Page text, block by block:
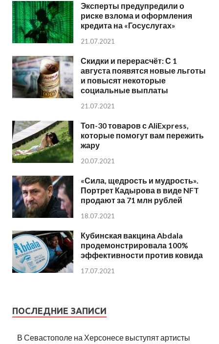
Эксперты предупредили о
риске взлома и оформления
кредита на «Госуслугах»
21.07.2021
Скидки и перерасчёт: С 1
августа появятся новые льготы
и повысят некоторые
социальные выплаты
21.07.2021
Топ-30 товаров с AliExpress,
которые помогут вам пережить
жару
20.07.2021
«Сила, щедрость и мудрость».
Портрет Кадырова в виде NFT
продают за 71 млн рублей
18.07.2021
Кубинская вакцина Abdala
продемонстрировала 100%
эффективности против ковида
17.07.2021
ПОСЛЕДНИЕ ЗАПИСИ
В Севастополе на Херсонесе выступят артисты